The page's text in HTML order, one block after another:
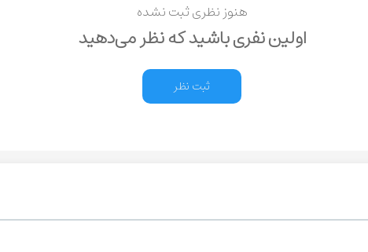
هنوز نظری ثبت نشده
اولین نفری باشید که نظر می‌دهید
ثبت نظر